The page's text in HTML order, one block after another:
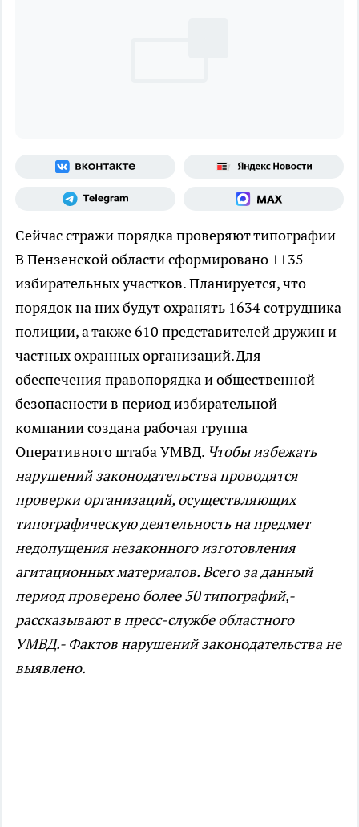
Сейчас стражи порядка проверяют типографии
В Пензенской области сформировано 1135
избирательных участков. Планируется, что
порядок на них будут охранять 1634 сотрудника
полиции, а также 610 представителей дружин и
частных охранных организаций.Для
обеспечения правопорядка и общественной
безопасности в период избирательной
компании создана рабочая группа
Оперативного штаба УМВД. Чтобы избежать
нарушений законодательства проводятся
проверки организаций, осуществляющих
типографическую деятельность на предмет
недопущения незаконного изготовления
агитационных материалов. Всего за данный
период проверено более 50 типографий,-
рассказывают в пресс-службе областного
УМВД.- Фактов нарушений законодательства не
выявлено.